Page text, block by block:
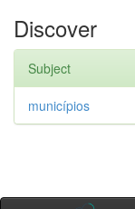
Discover
Subject
municípios